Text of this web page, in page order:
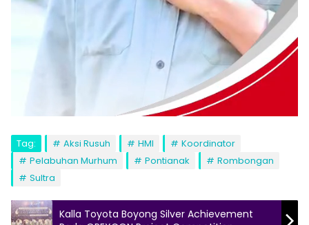
Tag: Aksi Rusuh HMI
Koordinator
Pelabuhan Murhum
Pontianak
Rombongan
Sultra
Kalla Toyota Boyong Silver Achievement